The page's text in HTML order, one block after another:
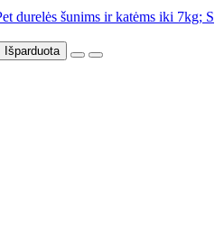
durelės šunims ir katėms iki 7kg; S
Išparduota